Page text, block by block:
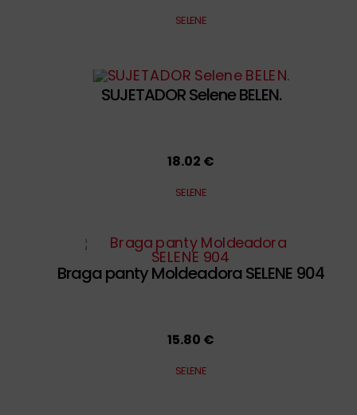
SELENE
SUJETADOR Selene BELEN.
18.02 €
SELENE
Braga panty Moldeadora SELENE 904
15.80 €
SELENE